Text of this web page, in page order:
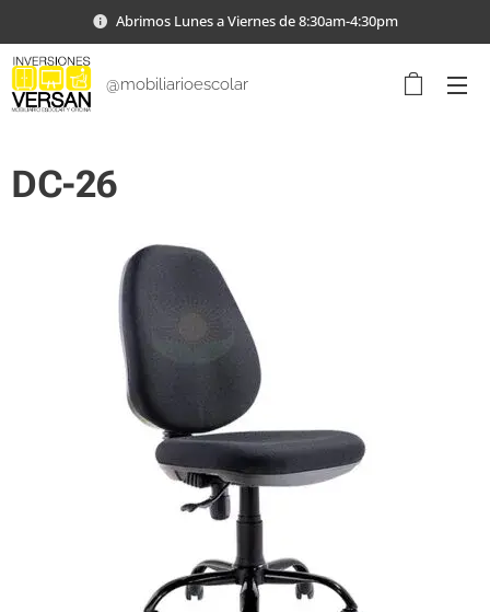
Abrimos Lunes a Viernes de 8:30am-4:30pm
@mobiliarioescolar
DC-26